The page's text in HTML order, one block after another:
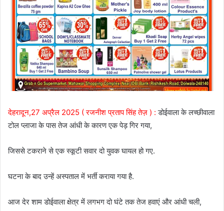
देहरादून,27 अप्रैल 2025 ( रजनीश प्रताप सिंह तेज़ ) : डोईवाला के लच्छीवाला
टोल प्लाजा के पास तेज आंधी के कारण एक पेड़ गिर गया,
जिससे टकराने से एक स्कूटी सवार दो युवक घायल हो गए.
घटना के बाद उन्हें अस्पताल में भर्ती कराया गया है.
आज देर शाम डोईवाला क्षेत्र में लगभग दो घंटे तक तेज हवाएं और आंधी चली,